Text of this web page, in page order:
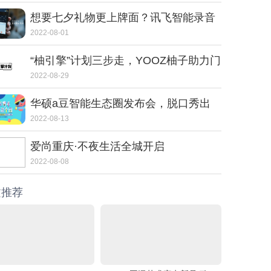
想要七夕礼物更上牌面？讯飞智能录音
笔SR702质感非凡
2022-08-01
“柚引擎”计划三步走，YOOZ柚子助力门
店走向转型之路
2022-08-29
华硕a豆智能生态圈发布会，脱口秀出
智控新体验
2022-08-13
爱尚重庆·不夜生活全城开启
2022-08-08
荐